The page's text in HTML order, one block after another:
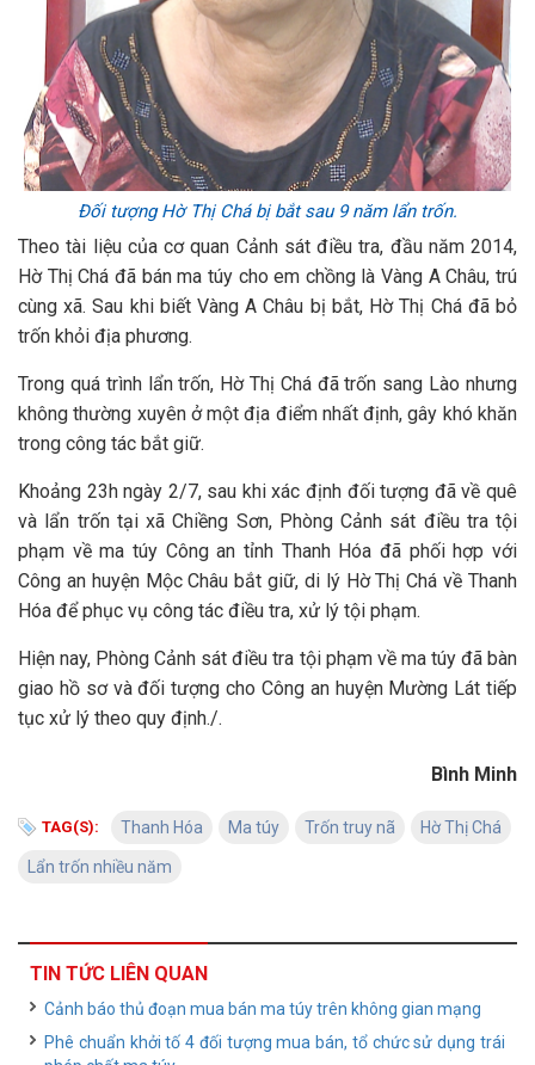
Đối tượng Hờ Thị Chá bị bắt sau 9 năm lẩn trốn.
Theo tài liệu của cơ quan Cảnh sát điều tra, đầu năm 2014,
Hờ Thị Chá đã bán ma túy cho em chồng là Vàng A Châu, trú
cùng xã. Sau khi biết Vàng A Châu bị bắt, Hờ Thị Chá đã bỏ
trốn khỏi địa phương.
Trong quá trình lẩn trốn, Hờ Thị Chá đã trốn sang Lào nhưng
không thường xuyên ở một địa điểm nhất định, gây khó khăn
trong công tác bắt giữ.
Khoảng 23h ngày 2/7, sau khi xác định đối tượng đã về quê
và lẩn trốn tại xã Chiềng Sơn, Phòng Cảnh sát điều tra tội
phạm về ma túy Công an tỉnh Thanh Hóa đã phối hợp với
Công an huyện Mộc Châu bắt giữ, di lý Hờ Thị Chá về Thanh
Hóa để phục vụ công tác điều tra, xử lý tội phạm.
Hiện nay, Phòng Cảnh sát điều tra tội phạm về ma túy đã bàn
giao hồ sơ và đối tượng cho Công an huyện Mường Lát tiếp
tục xử lý theo quy định./.
Bình Minh
TAG(S): Thanh Hóa Ma túy Trốn truy nã Hờ Thị Chá
Lẩn trốn nhiều năm
TIN TỨC LIÊN QUAN
Cảnh báo thủ đoạn mua bán ma túy trên không gian mạng
Phê chuẩn khởi tố 4 đối tượng mua bán, tổ chức sử dụng trái